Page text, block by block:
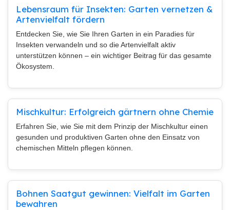
Lebensraum für Insekten: Garten vernetzen &
Artenvielfalt fördern
Entdecken Sie, wie Sie Ihren Garten in ein Paradies für
Insekten verwandeln und so die Artenvielfalt aktiv
unterstützen können – ein wichtiger Beitrag für das gesamte
Ökosystem.
Mischkultur: Erfolgreich gärtnern ohne Chemie
Erfahren Sie, wie Sie mit dem Prinzip der Mischkultur einen
gesunden und produktiven Garten ohne den Einsatz von
chemischen Mitteln pflegen können.
Bohnen Saatgut gewinnen: Vielfalt im Garten
bewahren